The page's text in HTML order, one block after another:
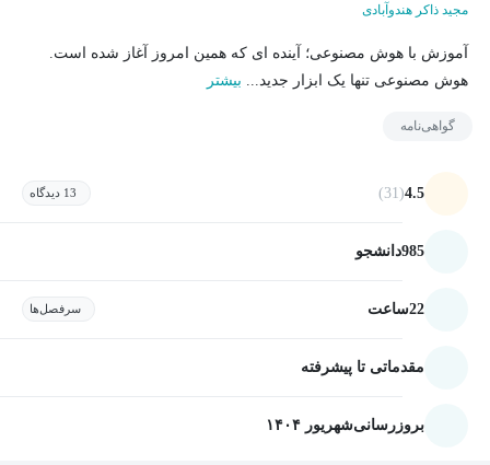
مجید ذاکر هندوآبادی
آموزش با هوش مصنوعی؛ آینده ای که همین امروز آغاز شده است.
هوش مصنوعی تنها یک ابزار جدید... بیشتر
گواهی‌نامه
4.5
(31) 13 دیدگاه
985دانشجو
22ساعت سرفصل‌ها
مقدماتی تا پیشرفته
بروزرسانیشهریور ۱۴۰۴